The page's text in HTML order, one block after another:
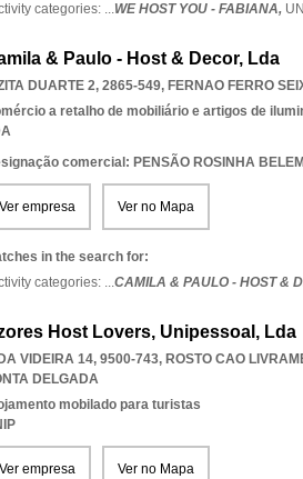
categories: ...WE HOST YOU - FABIANA,
& Paulo - Host & Decor, Lda
DUARTE 2, 2865-549, FERNAO FERRO
a retalho de mobiliário e artigos de
comercial: PENSÃO ROSINHA
Ver empresa Ver no Mapa
in the search for:
categories: ...CAMILA & PAULO - HOST &
Host Lovers, Unipessoal, Lda
VIDEIRA 14, 9500-743, ROSTO CAO
DELGADA
mobilado para turistas
Ver empresa Ver no Mapa